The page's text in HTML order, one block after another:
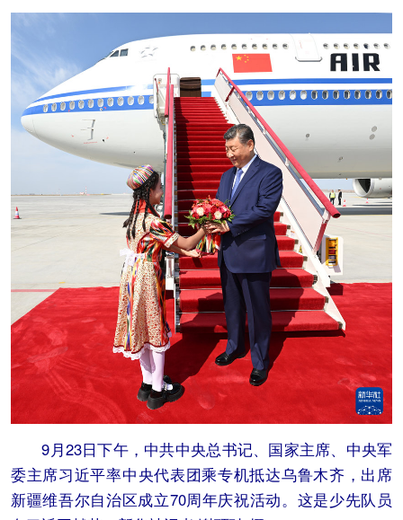
9月23日下午，中共中央总书记、国家主席、中央军
委主席习近平率中央代表团乘专机抵达乌鲁木齐，出席
新疆维吾尔自治区成立70周年庆祝活动。这是少先队员